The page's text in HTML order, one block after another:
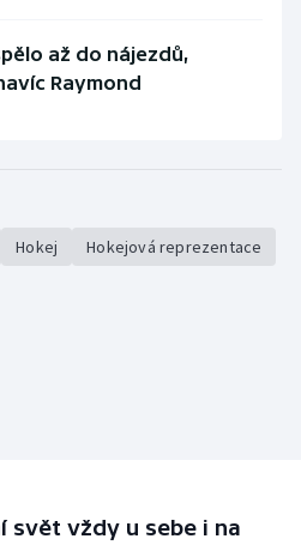
až do nájezdů,
Raymond
Hokej
Hokejová reprezentace
svět vždy u sebe i na